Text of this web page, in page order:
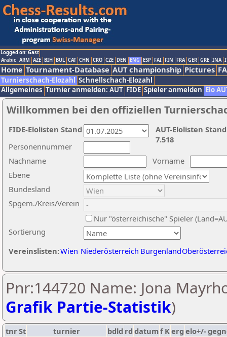
Logged on: Gast
Arabic ARM AZE BIH BUL CAT CHN CRO CZE DEN ENG ESP FAI FIN FRA GER GRE INA
Home Tournament-Database AUT championship Pictures
Turnierschach-Elozahl Schnellschach-Elozahl
Allgemeines Turnier anmelden: AUT FIDE Spieler anmelden Elo
Willkommen bei den offiziellen
Nachname
Vorname
Ebene
Sortierung
Personennummer
Bundesland
Spgem./Kreis/Verein
Nur "österreichische" Spieler
Vereinslisten:Wien Niederösterreich Burgenland
AUT-Elolisten
7.518
FIDE-Elolisten Stand
Pnr:144720 Name: Jona
Grafik Partie-Statistik)
tnrSt turnier bdld rd datumf Kerg elo+/-